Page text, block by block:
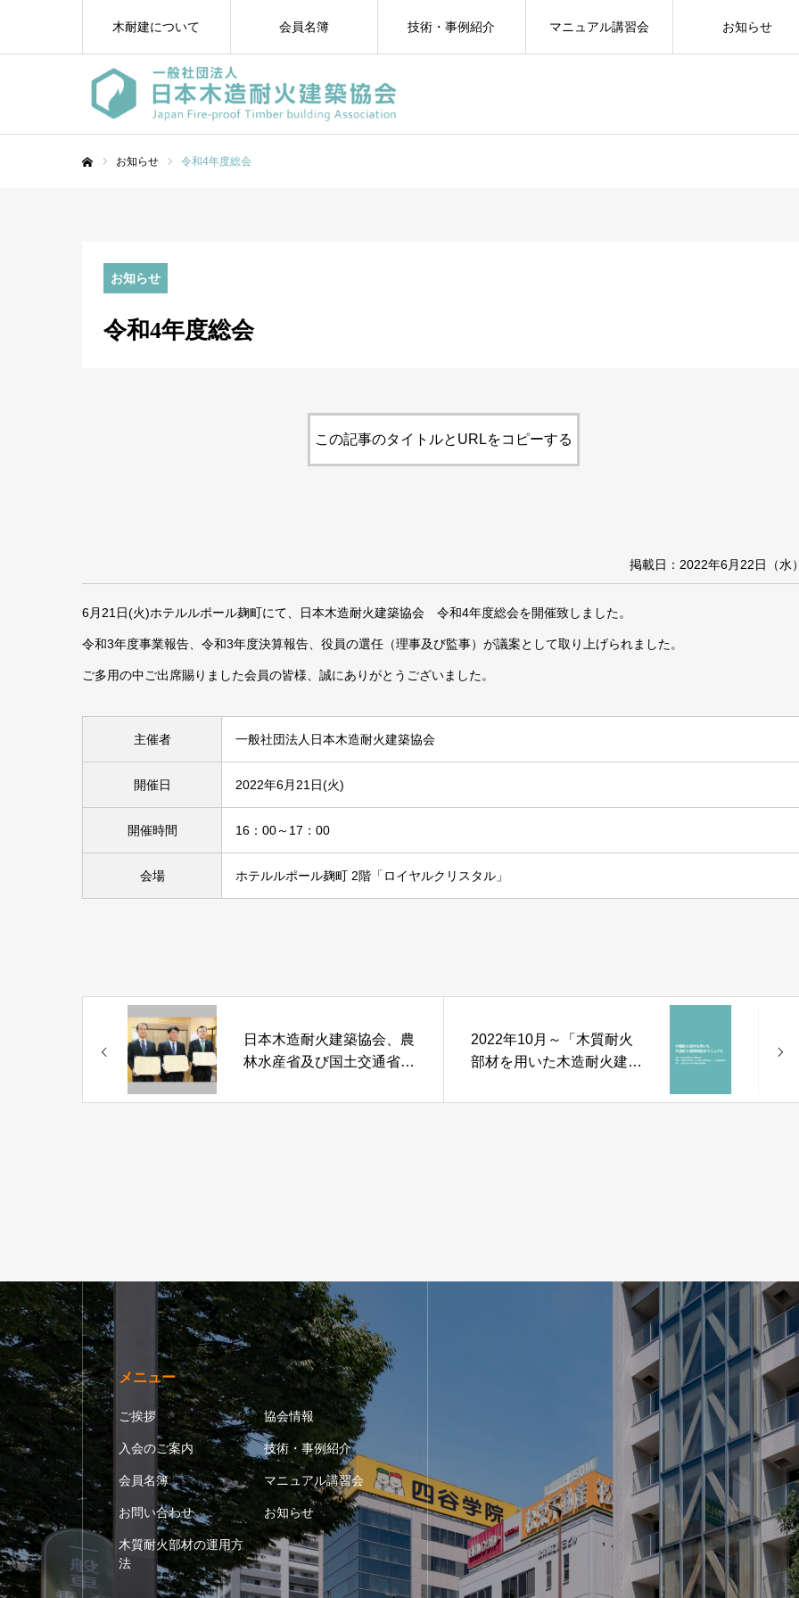
木耐建について 会員名簿 技術・事例紹介 マニュアル講習会 お知らせ
お知らせ 令和4年度総会
お知らせ
令和4年度総会
この記事のタイトルとURLをコピーする
掲載日：2022年6月22日（水
6月21日(火)ホテルルポール麹町にて、日本木造耐火建築協会 令和4年度総会を開催致しました。
令和3年度事業報告、令和3年度決算報告、役員の選任（理事及び監事）が議案として取り上げられました。
ご多用の中ご出席賜りました会員の皆様、誠にありがとうございました。
主催者 一般社団法人日本木造耐火建築協会
開催日 2022年6月21日(火)
開催時間 16：00～17：00
会場 ホテルルポール麹町 2階「ロイヤルクリスタル」
日本木造耐火建築協会、農
林水産省及び国土交通省と
2022年10月～「木質耐火
部材を用いた木造耐火建築
年版発刊 オンラインマニ
メニュー
ご挨拶 協会情報
入会のご案内 技術・事例紹介
会員名簿 マニュアル講習会
お問い合わせ お知らせ
木質耐火部材の運用方
法